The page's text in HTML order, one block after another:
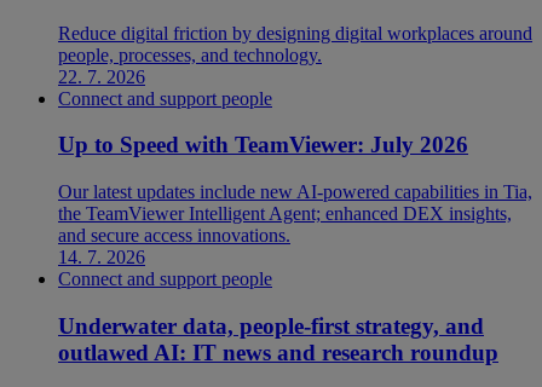
Reduce digital friction by designing digital workplaces around
people, processes, and technology.
22. 7. 2026
Connect and support people
Up to Speed with TeamViewer: July 2026
Our latest updates include new AI-powered capabilities in Tia,
the TeamViewer Intelligent Agent; enhanced DEX insights,
and secure access innovations.
14. 7. 2026
Connect and support people
Underwater data, people-first strategy, and
outlawed AI: IT news and research roundup